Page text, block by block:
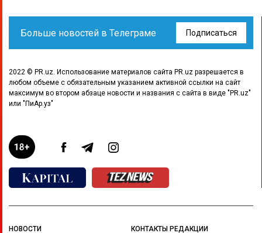
Больше новостей в Телеграме Подписаться
2022 © PR.uz. Использование материалов сайта PR.uz разрешается в
любом объеме с обязательным указанием активной ссылки на сайт
максимум во втором абзаце новости и названия с сайта в виде "PR.uz"
или "ПиАр.уз"
НОВОСТИ КОНТАКТЫ РЕДАКЦИИ